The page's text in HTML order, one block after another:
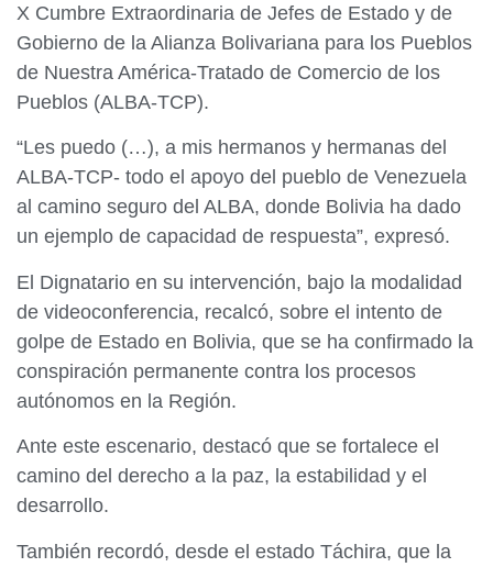
X Cumbre Extraordinaria de Jefes de Estado y de
Gobierno de la Alianza Bolivariana para los Pueblos
de Nuestra América-Tratado de Comercio de los
Pueblos (ALBA-TCP).
“Les puedo (…), a mis hermanos y hermanas del
ALBA-TCP- todo el apoyo del pueblo de Venezuela
al camino seguro del ALBA, donde Bolivia ha dado
un ejemplo de capacidad de respuesta”, expresó.
El Dignatario en su intervención, bajo la modalidad
de videoconferencia, recalcó, sobre el intento de
golpe de Estado en Bolivia, que se ha confirmado la
conspiración permanente contra los procesos
autónomos en la Región.
Ante este escenario, destacó que se fortalece el
camino del derecho a la paz, la estabilidad y el
desarrollo.
También recordó, desde el estado Táchira, que la